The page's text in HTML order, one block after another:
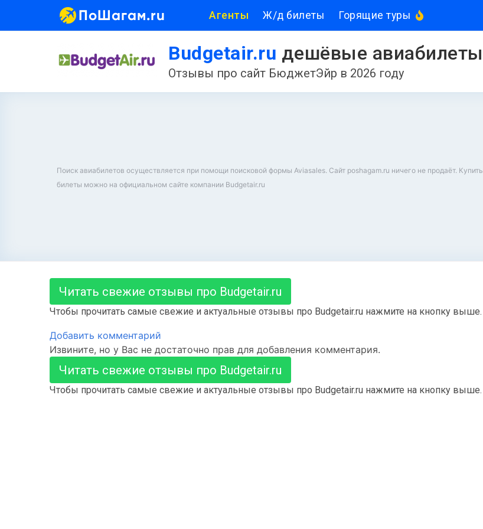
ПоШагам.ru Агенты Ж/д билеты Горящие туры
Budgetair.ru дешёвые авиабилеты
Отзывы про сайт БюджетЭйр в 2026 году
Поиск авиабилетов осуществляется при помощи поисковой формы Aviasales. Сайт poshagam.ru ничего не продаёт. Купить
билеты можно на официальном сайте компании Budgetair.ru
Читать свежие отзывы про Budgetair.ru
Чтобы прочитать самые свежие и актуальные отзывы про Budgetair.ru нажмите на кнопку выше.
Добавить комментарий
Извините, но у Вас не достаточно прав для добавления комментария.
Читать свежие отзывы про Budgetair.ru
Чтобы прочитать самые свежие и актуальные отзывы про Budgetair.ru нажмите на кнопку выше.